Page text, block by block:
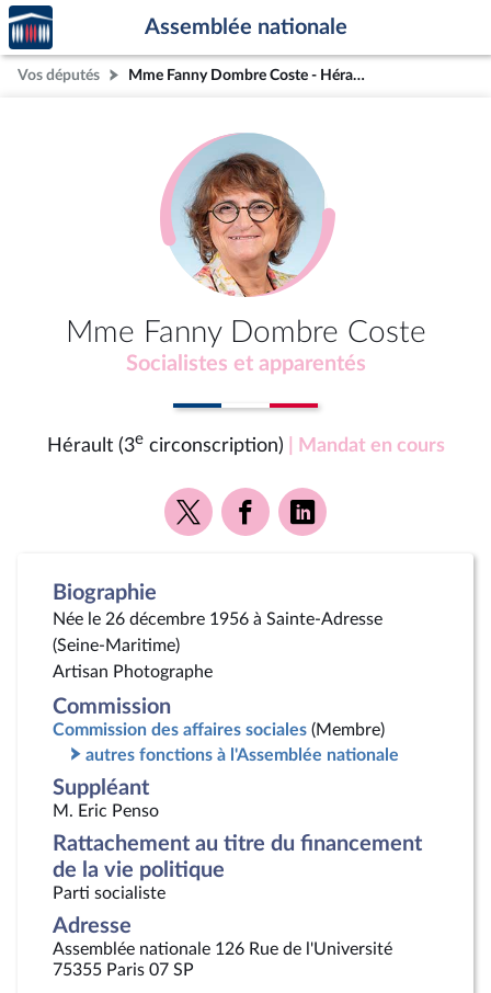
Aller au contenu
Aller en bas de la page
Accèder
à la
page
d'accueil
Assemblée nationale
Vos députés Mme Fanny Dombre Coste - Hérault (3e circonscription)
Mme Fanny Dombre Coste
Socialistes et apparentés
Hérault (3ecirconscription) | Mandat en cours
Voir
la
Voir
la
Voir
la
Biographie
Née le 26 décembre 1956 à Sainte-Adresse
(Seine-Maritime)
Artisan Photographe
Commission
Commission des affaires sociales (Membre)
autres fonctions à l'Assemblée nationale
Suppléant
M. Eric Penso
Rattachement au titre du financement
de la vie politique
Parti socialiste
Adresse
Assemblée nationale 126 Rue de l'Université
75355 Paris 07 SP